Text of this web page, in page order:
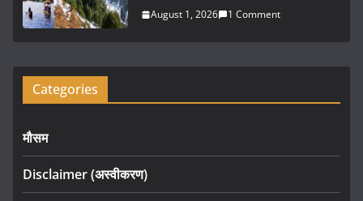
August 1, 2026 1 Comment
Categories
मौसम
Disclaimer (अस्वीकरण)